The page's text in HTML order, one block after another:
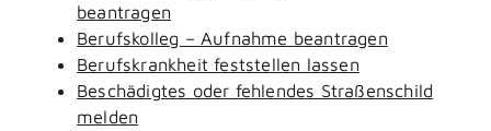
beantragen
Berufskolleg – Aufnahme beantragen
Berufskrankheit feststellen lassen
Beschädigtes oder fehlendes Straßenschild
melden